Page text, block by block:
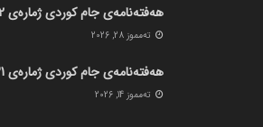
هەفتەنامەی جام کوردی ژمارەی 432
ته‌مموز 28, 2026
هەفتەنامەی جام کوردی ژمارەی 431
ته‌مموز 14, 2026